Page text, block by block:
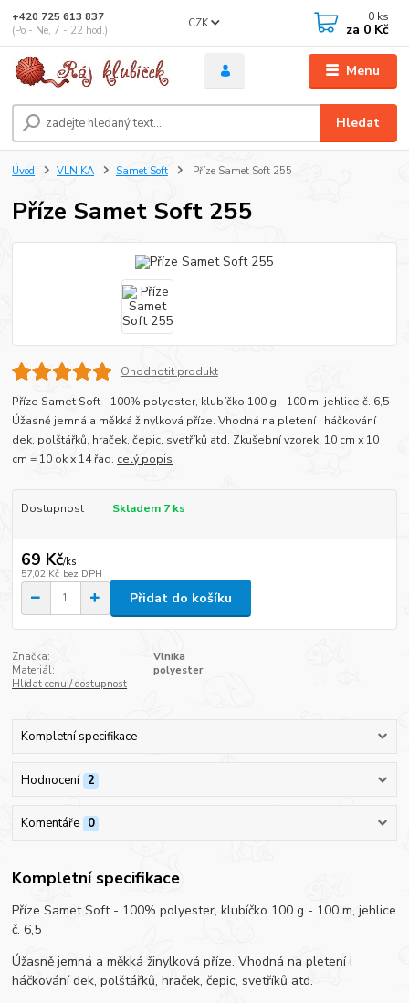
Menu
CZK
Hledat
+420 725 613 837
(Po - Ne, 7 - 22 hod.)
0 ks
za 0 Kč
Úvod VLNIKA Samet Soft Příze Samet Soft 255
Příze Samet Soft 255
Ohodnotit produkt
Příze Samet Soft - 100% polyester, klubíčko 100 g - 100 m, jehlice č. 6,5
Úžasně jemná a měkká žinylková příze. Vhodná na pletení i háčkování
dek, polštářků, hraček, čepic, svetříků atd. Zkušební vzorek: 10 cm x 10
cm = 10 ok x 14 řad. celý popis
Dostupnost Skladem 7 ks
69 Kč/ks
57,02 Kč bez DPH
Přidat do košíku
Značka:
Vlnika
Materiál:
polyester
Hlídat cenu / dostupnost
Kompletní specifikace
Hodnocení 2
Komentáře 0
Kompletní specifikace
Příze Samet Soft - 100% polyester, klubíčko 100 g - 100 m, jehlice
č. 6,5
Úžasně jemná a měkká žinylková příze. Vhodná na pletení i
háčkování dek, polštářků, hraček, čepic, svetříků atd.